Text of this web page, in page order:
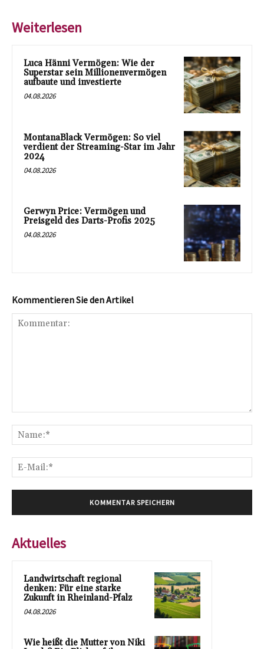
Weiterlesen
Luca Hänni Vermögen: Wie der
Superstar sein Millionenvermögen
aufbaute und investierte
04.08.2026
MontanaBlack Vermögen: So viel
verdient der Streaming-Star im Jahr
2024
04.08.2026
Gerwyn Price: Vermögen und
Preisgeld des Darts-Profis 2025
04.08.2026
Kommentieren Sie den Artikel
Aktuelles
Landwirtschaft regional
denken: Für eine starke
Zukunft in Rheinland-Pfalz
04.08.2026
Wie heißt die Mutter von Niki